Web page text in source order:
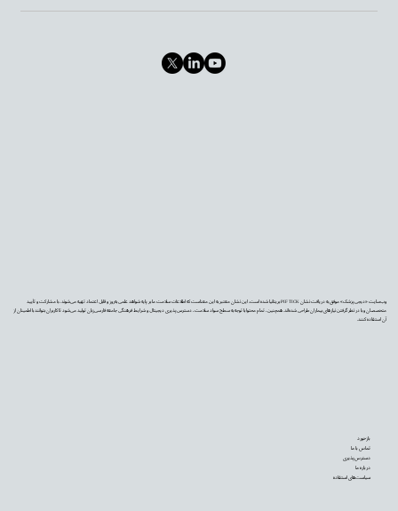
وب‌سایت «دیجی‌پزشک» موفق به دریافت نشان PIF TICK بریتانیا شده است. این نشان معتبر به این معناست که اطلاعات سلامت ما بر پایه شواهد علمی به‌روز و قابل اعتماد تهیه می‌شوند، با مشارکت و تأیید
متخصصان و با در نظر گرفتن نیازهای بیماران طراحی شده‌اند. همچنین، تمام محتوا با توجه به سطح سواد سلامت، دسترس‌پذیری دیجیتال و شرایط فرهنگی جامعه فارسی‌زبان تولید می‌شود تا کاربران بتوانند با اطمینان از
آن استفاده کنند.
بازخورد
تماس با ما
دسترس‌پذیری
درباره ما
سیاست‌های استفاده